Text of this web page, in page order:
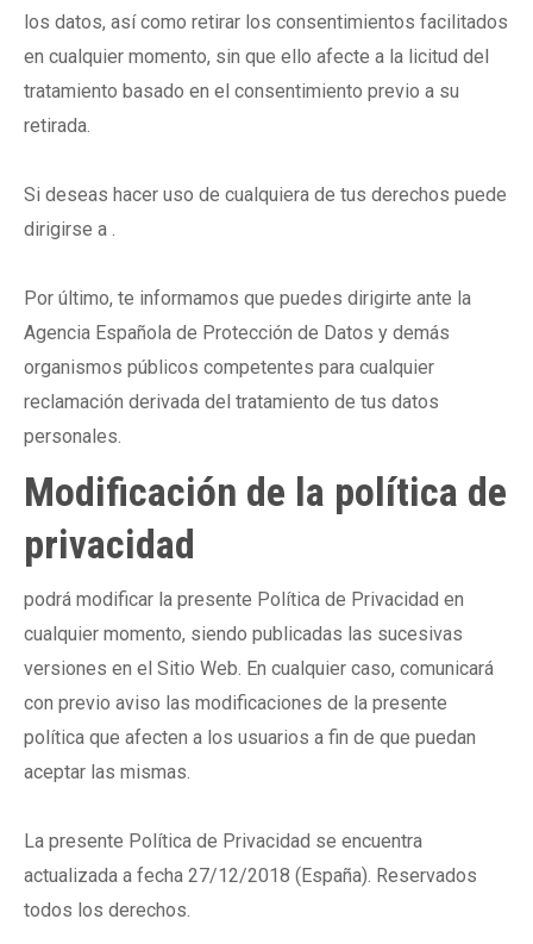
los datos, así como retirar los consentimientos facilitados
en cualquier momento, sin que ello afecte a la licitud del
tratamiento basado en el consentimiento previo a su
retirada.
Si deseas hacer uso de cualquiera de tus derechos puede
dirigirse a .
Por último, te informamos que puedes dirigirte ante la
Agencia Española de Protección de Datos y demás
organismos públicos competentes para cualquier
reclamación derivada del tratamiento de tus datos
personales.
Modificación de la política de
privacidad
podrá modificar la presente Política de Privacidad en
cualquier momento, siendo publicadas las sucesivas
versiones en el Sitio Web. En cualquier caso, comunicará
con previo aviso las modificaciones de la presente
política que afecten a los usuarios a fin de que puedan
aceptar las mismas.
La presente Política de Privacidad se encuentra
actualizada a fecha 27/12/2018 (España). Reservados
todos los derechos.